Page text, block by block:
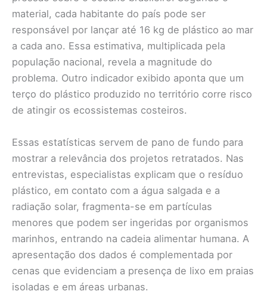
material, cada habitante do país pode ser
responsável por lançar até 16 kg de plástico ao mar
a cada ano. Essa estimativa, multiplicada pela
população nacional, revela a magnitude do
problema. Outro indicador exibido aponta que um
terço do plástico produzido no território corre risco
de atingir os ecossistemas costeiros.
Essas estatísticas servem de pano de fundo para
mostrar a relevância dos projetos retratados. Nas
entrevistas, especialistas explicam que o resíduo
plástico, em contato com a água salgada e a
radiação solar, fragmenta-se em partículas
menores que podem ser ingeridas por organismos
marinhos, entrando na cadeia alimentar humana. A
apresentação dos dados é complementada por
cenas que evidenciam a presença de lixo em praias
isoladas e em áreas urbanas.